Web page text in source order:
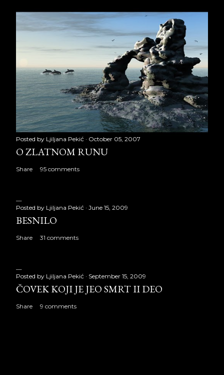
Posted by Ljiljana Pekić October 05, 2007
O ZLATNOM RUNU
Share 95 comments
Posted by Ljiljana Pekić June 15, 2009
BESNILO
Share 31 comments
Posted by Ljiljana Pekić September 15, 2009
ČOVEK KOJI JE JEO SMRT II DEO
Share 9 comments